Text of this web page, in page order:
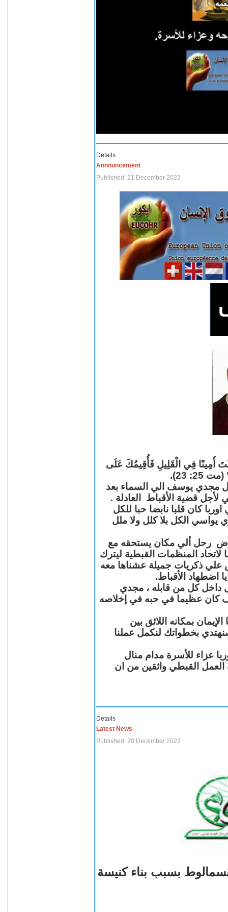
Details
Announcement
Published: 21 December 2023
أَمِينًا فِي الْقَلِيلِ فَأُقِيمُكَ عَلَى
23).
مجدي يوسف الي السماء بعد
قضية الأقباط العادلة .
كان قلبا نابضا حبا للكل
يواسي الكل بلا كلل ولا ملل
رحل ألي مكان يستحقه مع
المنظمات القبطية ليترك
علي ذكريات جميلة عشناها معه
اضطهاد الأقباط.
داخل كل من قابله ، مجدي
عظيما في حبه في إخلاصه
بمكانه اللائق بين
بخطواتك لنكمل عملنا
عزاء للأسرة مدام منال
العمل القبطي واثقين من ان
Details
Latest News
Published: 20 December 2023
بسبب بناء كنيسة